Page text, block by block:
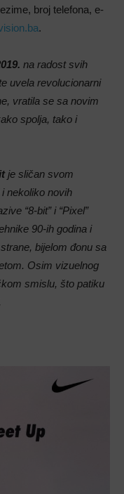
broj telefona, e-
.
na radost svih
uvela revolucionarni
vratila se sa novim
spolja, tako i
je sličan svom
nekoliko novih
“8-bit” i “Pixel”
90-ih godina i
bijelom đonu sa
Osim vizuelnog
smislu, što patiku